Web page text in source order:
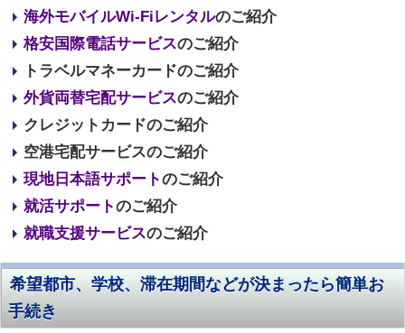
海外モバイルWi-Fiレンタルのご紹介
格安国際電話サービスのご紹介
トラベルマネーカードのご紹介
外貨両替宅配サービスのご紹介
クレジットカードのご紹介
空港宅配サービスのご紹介
現地日本語サポートのご紹介
就活サポートのご紹介
就職支援サービスのご紹介
希望都市、学校、滞在期間などが決まったら簡単お
手続き